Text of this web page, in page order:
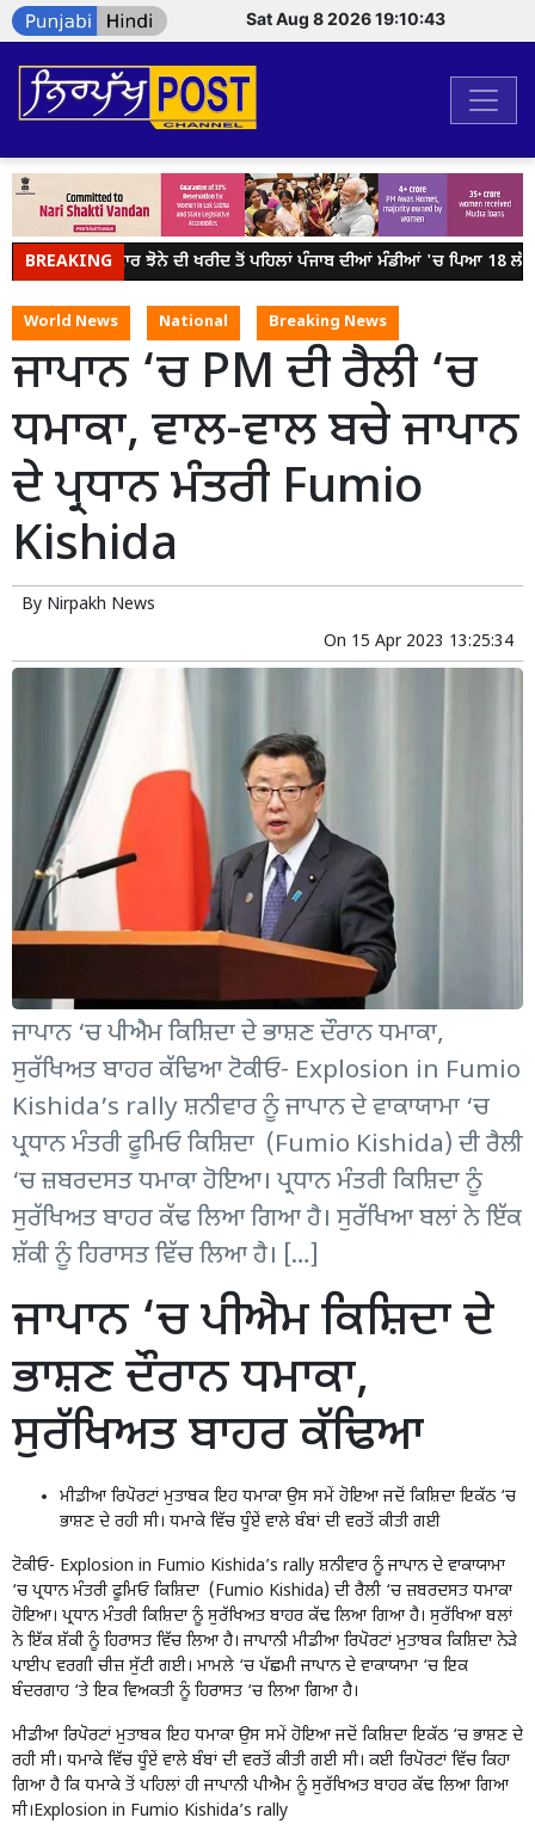
Sat Aug 8 2026 19:10:44
BREAKING
ਕੇਂਦਰ ਸਰਕਾਰ ਝੋਨੇ ਦੀ ਖਰੀਦ ਤੋਂ ਪਹਿਲਾਂ ਪੰਜਾਬ ਦੀਆਂ ਮੰਡੀਆਂ 'ਚ ਪਿਆ 18 ਲੱਖ
World News National Breaking News
ਜਾਪਾਨ ‘ਚ PM ਦੀ ਰੈਲੀ ‘ਚ
ਧਮਾਕਾ, ਵਾਲ-ਵਾਲ ਬਚੇ ਜਾਪਾਨ
ਦੇ ਪ੍ਰਧਾਨ ਮੰਤਰੀ Fumio
Kishida
By Nirpakh News
On 15 Apr 2023 13:25:34
ਜਾਪਾਨ ‘ਚ ਪੀਐਮ ਕਿਸ਼ਿਦਾ ਦੇ ਭਾਸ਼ਣ ਦੌਰਾਨ ਧਮਾਕਾ,
ਸੁਰੱਖਿਅਤ ਬਾਹਰ ਕੱਢਿਆ ਟੋਕੀਓ- Explosion in Fumio
Kishida’s rally ਸ਼ਨੀਵਾਰ ਨੂੰ ਜਾਪਾਨ ਦੇ ਵਾਕਾਯਾਮਾ ‘ਚ
ਪ੍ਰਧਾਨ ਮੰਤਰੀ ਫੂਮਿਓ ਕਿਸ਼ਿਦਾ (Fumio Kishida) ਦੀ ਰੈਲੀ
‘ਚ ਜ਼ਬਰਦਸਤ ਧਮਾਕਾ ਹੋਇਆ। ਪ੍ਰਧਾਨ ਮੰਤਰੀ ਕਿਸ਼ਿਦਾ ਨੂੰ
ਸੁਰੱਖਿਅਤ ਬਾਹਰ ਕੱਢ ਲਿਆ ਗਿਆ ਹੈ। ਸੁਰੱਖਿਆ ਬਲਾਂ ਨੇ ਇੱਕ
ਸ਼ੱਕੀ ਨੂੰ ਹਿਰਾਸਤ ਵਿੱਚ ਲਿਆ ਹੈ। […]
ਜਾਪਾਨ ‘ਚ ਪੀਐਮ ਕਿਸ਼ਿਦਾ ਦੇ
ਭਾਸ਼ਣ ਦੌਰਾਨ ਧਮਾਕਾ,
ਸੁਰੱਖਿਅਤ ਬਾਹਰ ਕੱਢਿਆ
ਮੀਡੀਆ ਰਿਪੋਰਟਾਂ ਮੁਤਾਬਕ ਇਹ ਧਮਾਕਾ ਉਸ ਸਮੇਂ ਹੋਇਆ ਜਦੋਂ ਕਿਸ਼ਿਦਾ ਇਕੱਠ ‘ਚ
ਭਾਸ਼ਣ ਦੇ ਰਹੀ ਸੀ। ਧਮਾਕੇ ਵਿੱਚ ਧੂੰਏਂ ਵਾਲੇ ਬੰਬਾਂ ਦੀ ਵਰਤੋਂ ਕੀਤੀ ਗਈ
ਟੋਕੀਓ- Explosion in Fumio Kishida’s rally ਸ਼ਨੀਵਾਰ ਨੂੰ ਜਾਪਾਨ ਦੇ ਵਾਕਾਯਾਮਾ
‘ਚ ਪ੍ਰਧਾਨ ਮੰਤਰੀ ਫੂਮਿਓ ਕਿਸ਼ਿਦਾ (Fumio Kishida) ਦੀ ਰੈਲੀ ‘ਚ ਜ਼ਬਰਦਸਤ ਧਮਾਕਾ
ਹੋਇਆ। ਪ੍ਰਧਾਨ ਮੰਤਰੀ ਕਿਸ਼ਿਦਾ ਨੂੰ ਸੁਰੱਖਿਅਤ ਬਾਹਰ ਕੱਢ ਲਿਆ ਗਿਆ ਹੈ। ਸੁਰੱਖਿਆ ਬਲਾਂ
ਨੇ ਇੱਕ ਸ਼ੱਕੀ ਨੂੰ ਹਿਰਾਸਤ ਵਿੱਚ ਲਿਆ ਹੈ। ਜਾਪਾਨੀ ਮੀਡੀਆ ਰਿਪੋਰਟਾਂ ਮੁਤਾਬਕ ਕਿਸ਼ਿਦਾ ਨੇੜੇ
ਪਾਈਪ ਵਰਗੀ ਚੀਜ਼ ਸੁੱਟੀ ਗਈ। ਮਾਮਲੇ ‘ਚ ਪੱਛਮੀ ਜਾਪਾਨ ਦੇ ਵਾਕਾਯਾਮਾ ‘ਚ ਇਕ
ਬੰਦਰਗਾਹ ‘ਤੇ ਇਕ ਵਿਅਕਤੀ ਨੂੰ ਹਿਰਾਸਤ ‘ਚ ਲਿਆ ਗਿਆ ਹੈ।
ਮੀਡੀਆ ਰਿਪੋਰਟਾਂ ਮੁਤਾਬਕ ਇਹ ਧਮਾਕਾ ਉਸ ਸਮੇਂ ਹੋਇਆ ਜਦੋਂ ਕਿਸ਼ਿਦਾ ਇਕੱਠ ‘ਚ ਭਾਸ਼ਣ ਦੇ
ਰਹੀ ਸੀ। ਧਮਾਕੇ ਵਿੱਚ ਧੂੰਏਂ ਵਾਲੇ ਬੰਬਾਂ ਦੀ ਵਰਤੋਂ ਕੀਤੀ ਗਈ ਸੀ। ਕਈ ਰਿਪੋਰਟਾਂ ਵਿੱਚ ਕਿਹਾ
ਗਿਆ ਹੈ ਕਿ ਧਮਾਕੇ ਤੋਂ ਪਹਿਲਾਂ ਹੀ ਜਾਪਾਨੀ ਪੀਐਮ ਨੂੰ ਸੁਰੱਖਿਅਤ ਬਾਹਰ ਕੱਢ ਲਿਆ ਗਿਆ
ਸੀ।Explosion in Fumio Kishida’s rally